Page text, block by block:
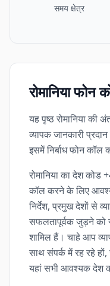
समय क्षेत्र
रोमानिया फोन
यह पृष्ठ रोमानिया की
व्यापक जानकारी
इसमें निर्बाध फोन कॉल
रोमानिया का देश कोड
कॉल करने के लिए
निर्देश, प्रमुख देशों से
सफलतापूर्वक जुड़ने को
शामिल हैं। चाहे आप
साथ संपर्क में रह रहे
यहां सभी आवश्यक देश